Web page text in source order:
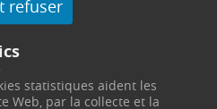
refuser
statistiques aident les
Web, par la collecte et la
remplir le
par personne,